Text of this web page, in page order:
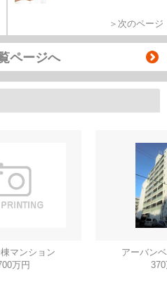
＞次のページ
ページへ
マンション
万円
アーバン